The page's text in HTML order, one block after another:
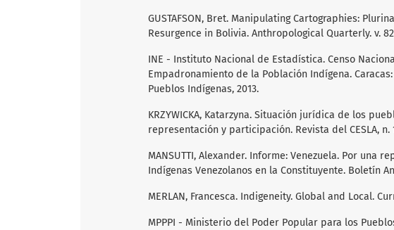
GUSTAFSON, Bret. Manipulating Cartographies:
Resurgence in Bolivia. Anthropological Quarterly. v.
INE - Instituto Nacional de Estadística. Censo
Empadronamiento de la Población Indígena.
Pueblos Indígenas, 2013.
KRZYWICKA, Katarzyna. Situación jurídica de los
representación y participación. Revista del CESLA, n.
MANSUTTI, Alexander. Informe: Venezuela. Por una
Indígenas Venezolanos en la Constituyente. Boletín
MERLAN, Francesca. Indigeneity. Global and Local.
MPPPI - Ministerio del Poder Popular para los